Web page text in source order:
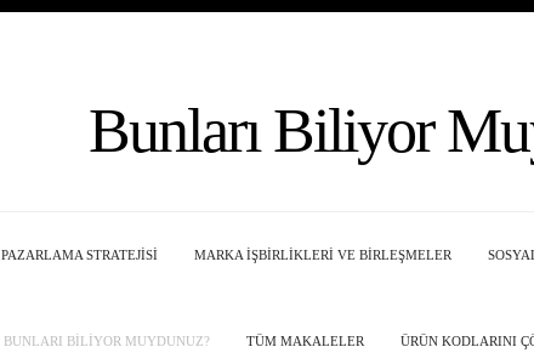
Bunları Biliyor
PAZARLAMA STRATEJISI MARKA İŞBIRLIKLERI VE BIRLEŞMELER
BUNLARI BILIYOR MUYDUNUZ? TÜM MAKALELER ÜRÜN KODLARINI